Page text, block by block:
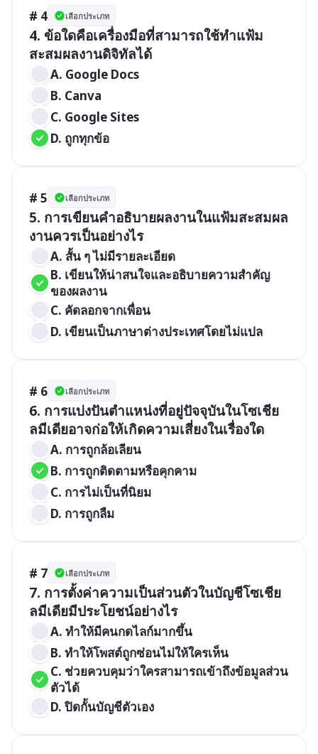
# 4 เลือกประเภท
4. ข้อใดคือเครื่องมือที่สามารถใช้ทำแฟ้ม
A. Google Docs
B. Canva
C. Google Sites
D. ถูกทุกข้อ
# 5 เลือกประเภท
5. การเขียนคำอธิบายผลงานในแฟ้มสะสมผล
A. สั้น ๆ ไม่มีรายละเอียด
B. เขียนให้น่าสนใจและอธิบายความสำคัญ
ของผลงาน
C. คัดลอกจากเพื่อน
D. เขียนเป็นภาษาต่างประเทศโดยไม่แปล
# 6 เลือกประเภท
6. การแบ่งปันตำแหน่งที่อยู่ปัจจุบันในโซเชีย
A. การถูกล้อเลียน
B. การถูกติดตามหรือคุกคาม
C. การไม่เป็นที่นิยม
D. การถูกลืม
# 7 เลือกประเภท
7. การตั้งค่าความเป็นส่วนตัวในบัญชีโซเชีย
A. ทำให้มีคนกดไลก์มากขึ้น
B. ทำให้โพสต์ถูกซ่อนไม่ให้ใครเห็น
C. ช่วยควบคุมว่าใครสามารถเข้าถึงข้อมูลส่วน
ตัวได้
D. ปิดกั้นบัญชีตัวเอง